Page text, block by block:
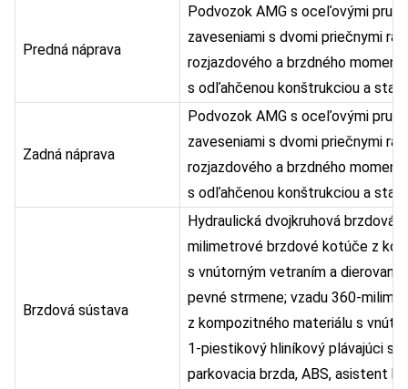
Predná náprava
Podvozok AMG s oceľovými
zaveseniami s dvomi priečnymi
rozjazdového a brzdného
s odľahčenou konštrukciou a
Zadná náprava
Podvozok AMG s oceľovými
zaveseniami s dvomi priečnymi
rozjazdového a brzdného
s odľahčenou konštrukciou a
Brzdová sústava
Hydraulická dvojkruhová brzdová
milimetrové brzdové kotúče z
s vnútorným vetraním a
pevné strmene; vzadu 360-
z kompozitného materiálu s
1-piestikový hliníkový plávajúci
parkovacia brzda, ABS, asistent